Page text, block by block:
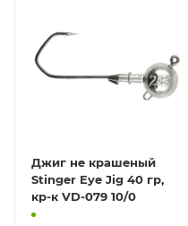
Джиг не крашеный
Stinger Eye Jig 40 гр,
кр-к VD-079 10/0